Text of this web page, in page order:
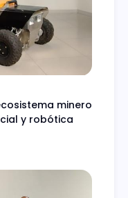
minero
y robótica